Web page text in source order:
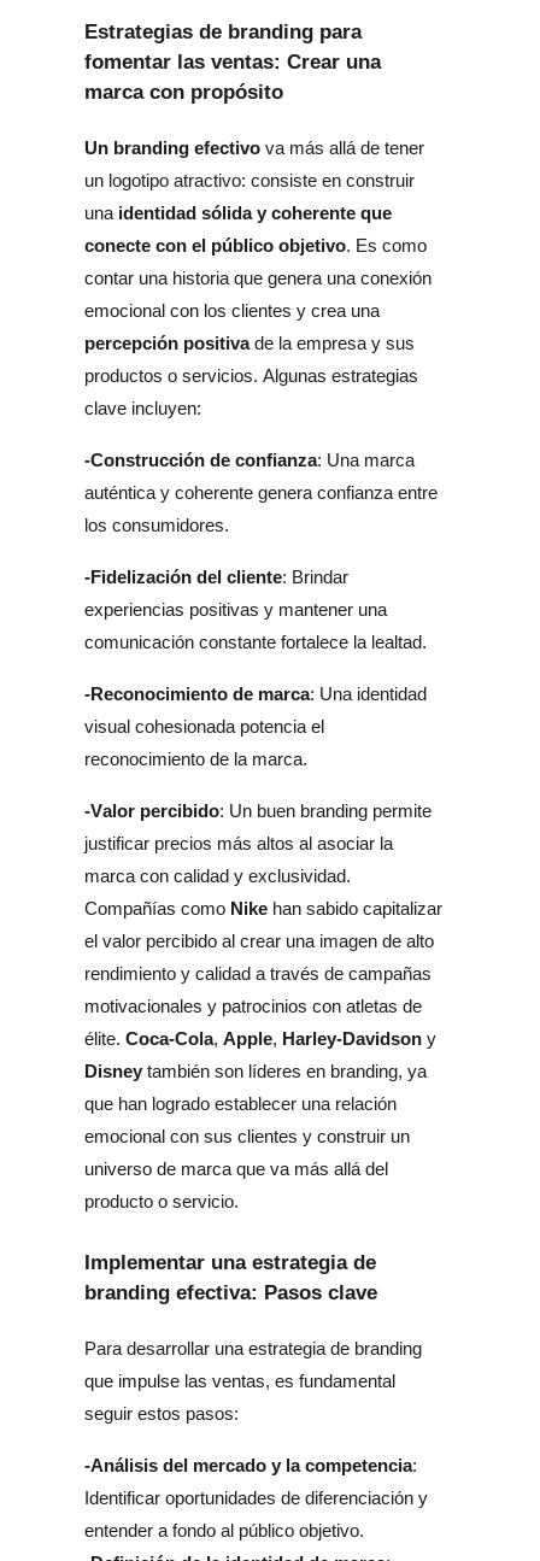
Estrategias de branding para
fomentar las ventas: Crear una
marca con propósito
Un branding efectivo va más allá de tener
un logotipo atractivo: consiste en construir
una identidad sólida y coherente que
conecte con el público objetivo. Es como
contar una historia que genera una conexión
percepción positiva de la empresa y sus
productos o servicios. Algunas estrategias
clave incluyen:
-Construcción de confianza: Una marca
auténtica y coherente genera confianza entre
los consumidores.
-Fidelización del cliente: Brindar
experiencias positivas y mantener una
comunicación constante fortalece la lealtad.
-Reconocimiento de marca: Una identidad
visual cohesionada potencia el
reconocimiento de la marca.
-Valor percibido: Un buen branding permite
justificar precios más altos al asociar la
marca con calidad y exclusividad.
Compañías como Nike han sabido capitalizar
el valor percibido al crear una imagen de alto
rendimiento y calidad a través de campañas
motivacionales y patrocinios con atletas de
élite. Coca-Cola, Apple, Harley-Davidson
Disney también son líderes en branding, ya
que han logrado establecer una relación
emocional con sus clientes y construir un
universo de marca que va más allá del
producto o servicio.
Implementar una estrategia de
branding efectiva: Pasos clave
Para desarrollar una estrategia de branding
que impulse las ventas, es fundamental
seguir estos pasos:
-Análisis del mercado y la competencia:
Identificar oportunidades de diferenciación y
entender a fondo al público objetivo.